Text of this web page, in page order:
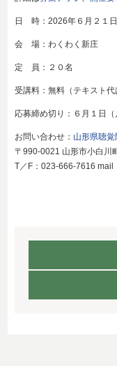
日 時：2026年６月２１
会 場：わくわく新庄
定 員：２０名
受講料：無料（テキスト代
応募締め切り：６月１日（
お問い合わせ： 山形県聴
〒990-0021 山形市小白川
T／F：023-666-7616 mail